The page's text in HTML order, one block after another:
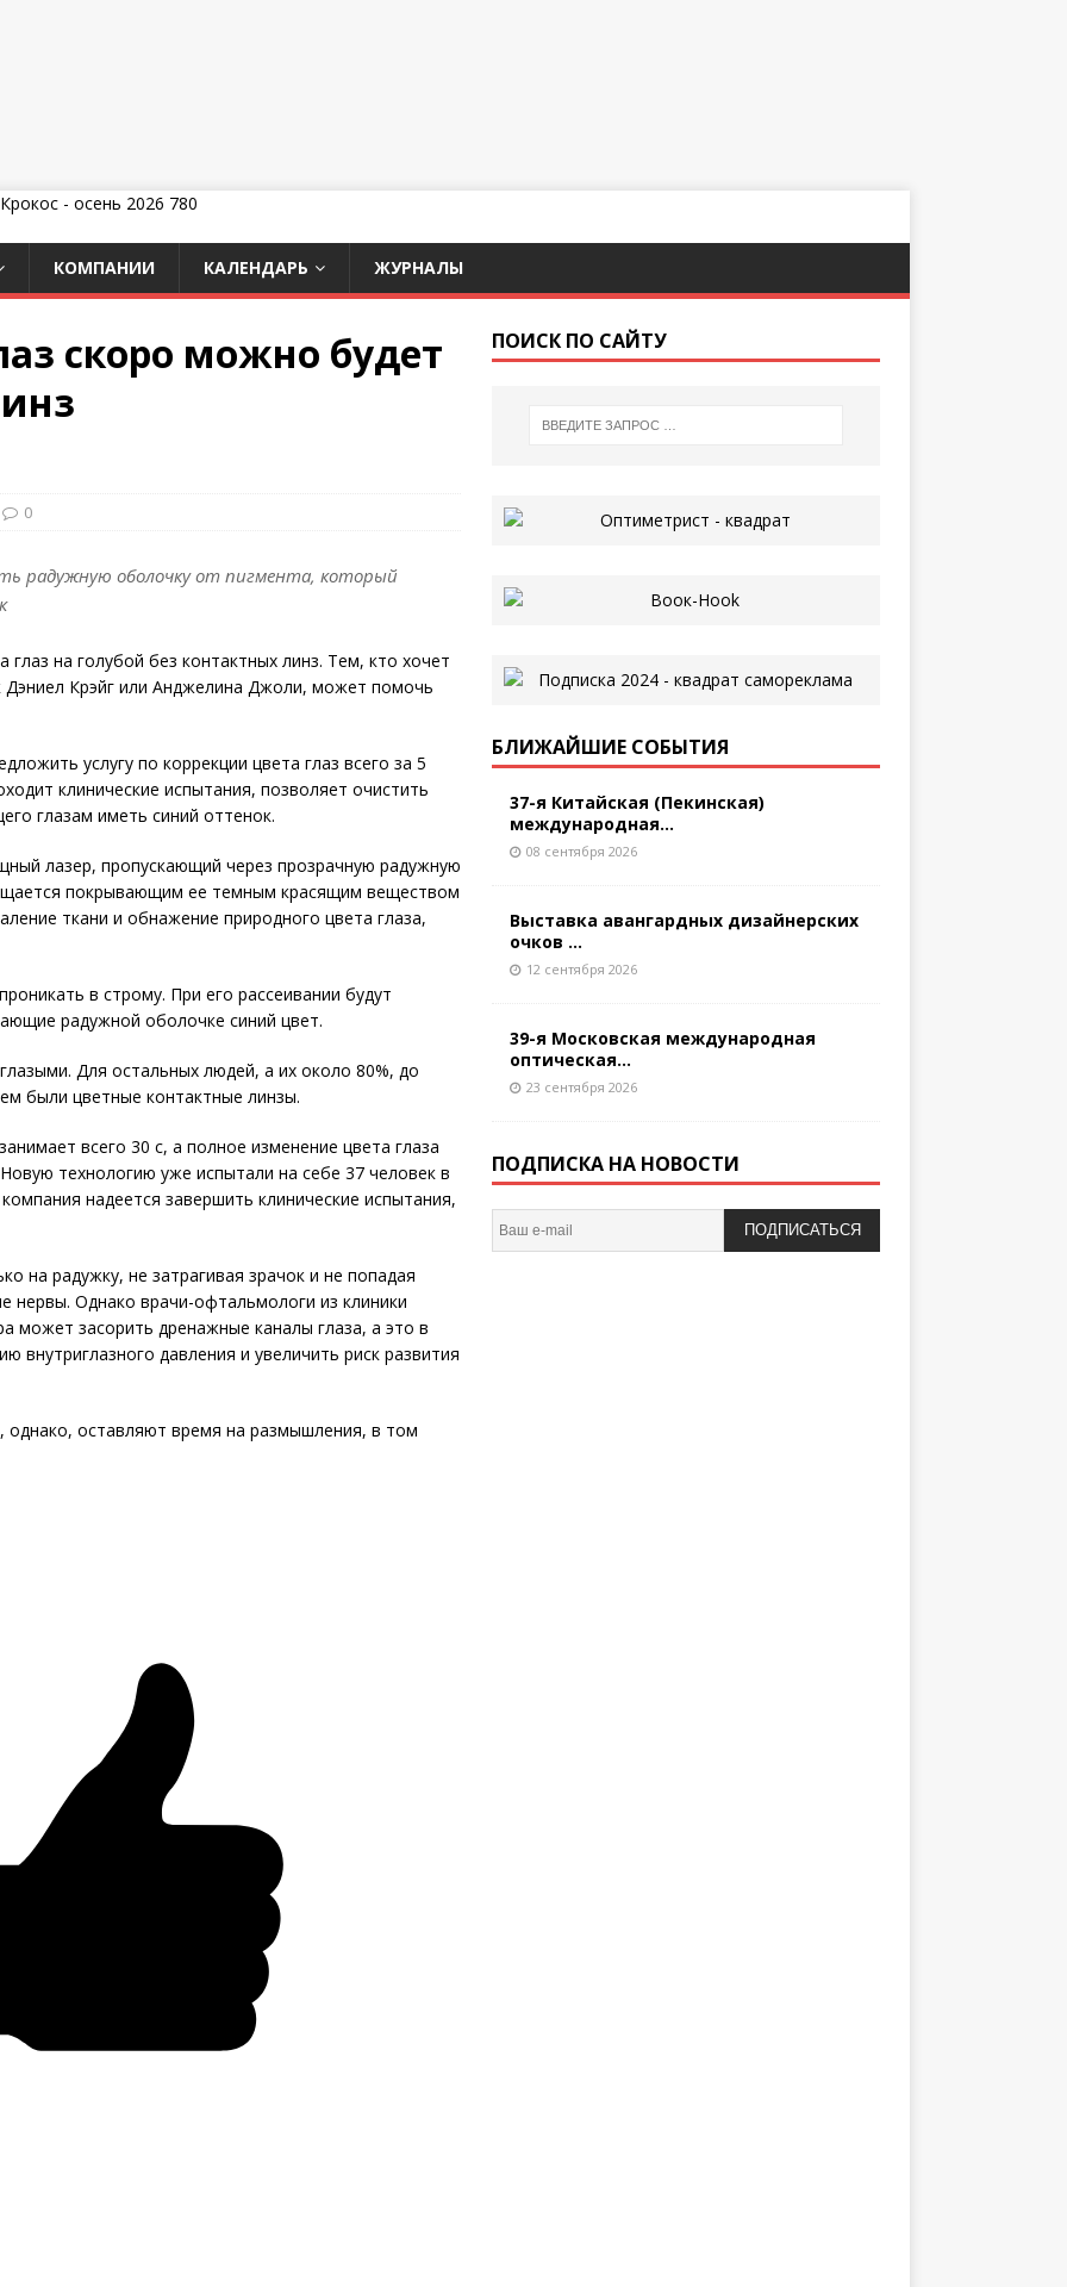
КОМПАНИИ КАЛЕНДАРЬ ЖУРНАЛЫ
скоро можно будет
0
радужную оболочку от пигмента, который
на голубой без контактных линз. Тем, кто хочет
Дэниел Крэйг или Анджелина Джоли, может помочь
услугу по коррекции цвета глаз всего за 5
клинические испытания, позволяет очистить
глазам иметь синий оттенок.
лазер, пропускающий через прозрачную радужную
покрывающим ее темным красящим веществом
ткани и обнажение природного цвета глаза,
в строму. При его рассеивании будут
радужной оболочке синий цвет.
Для остальных людей, а их около 80%, до
были цветные контактные линзы.
всего 30 с, а полное изменение цвета глаза
технологию уже испытали на себе 37 человек в
надеется завершить клинические испытания,
на радужку, не затрагивая зрачок и не попадая
нервы. Однако врачи-офтальмологи из клиники
может засорить дренажные каналы глаза, а это в
давления и увеличить риск развития
оставляют время на размышления, в том
ПОИСК ПО САЙТУ
БЛИЖАЙШИЕ СОБЫТИЯ
37-я Китайская (Пекинская)
международная...
08 сентября 2026
Выставка авангардных дизайнерских
очков ...
12 сентября 2026
39-я Московская международная
оптическая...
23 сентября 2026
ПОДПИСКА НА НОВОСТИ
ПОДПИСАТЬСЯ